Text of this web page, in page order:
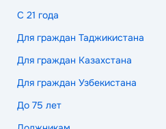
С 21 года
Для граждан Таджикистана
Для граждан Казахстана
Для граждан Узбекистана
До 75 лет